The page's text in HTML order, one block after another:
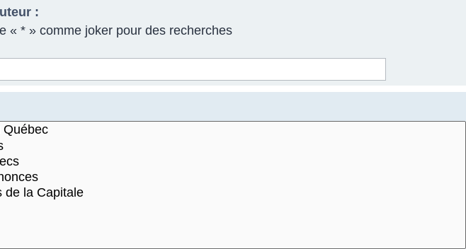
:
« * » comme joker pour des recherches